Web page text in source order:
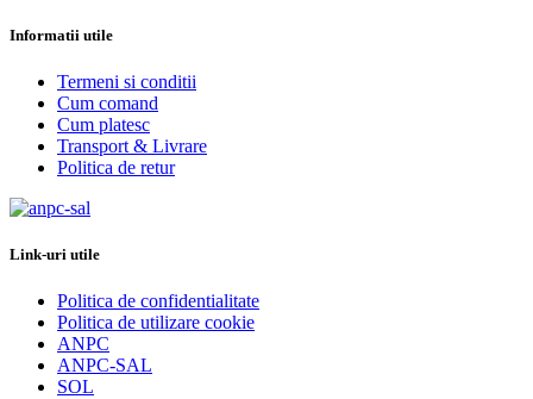
Informatii utile
Termeni si conditii
Cum comand
Cum platesc
Transport & Livrare
Politica de retur
Link-uri utile
Politica de confidentialitate
Politica de utilizare cookie
ANPC
ANPC-SAL
SOL